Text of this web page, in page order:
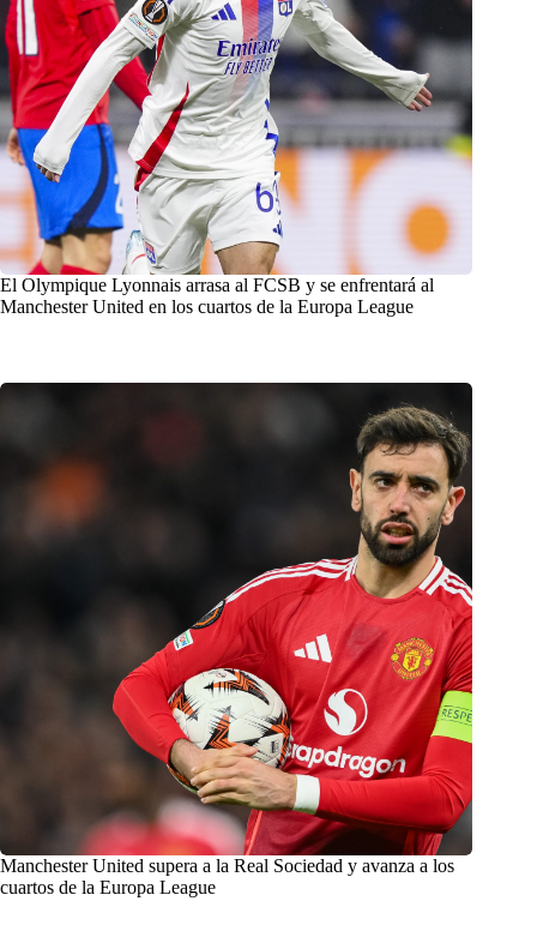
El Olympique Lyonnais arrasa al FCSB y se enfrentará al
Manchester United en los cuartos de la Europa League
Manchester United supera a la Real Sociedad y avanza a los
cuartos de la Europa League